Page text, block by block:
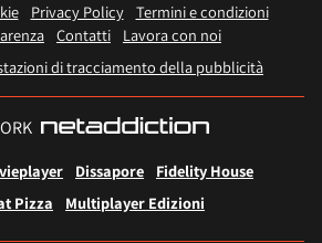
Privacy Policy
Termini e condizioni
Contatti
Lavora con noi
di tracciamento della pubblicità
Dissapore
Fidelity House
Pizza
Multiplayer Edizioni